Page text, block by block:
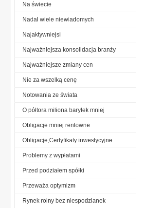
Na świecie
Nadal wiele niewiadomych
Najaktywniejsi
Najważniejsza konsolidacja branży
Najważniejsze zmiany cen
Nie za wszelką cenę
Notowania ze świata
O półtora miliona baryłek mniej
Obligacje mniej rentowne
Obligacje,Certyfikaty inwestycyjne
Problemy z wypłatami
Przed podziałem spółki
Przeważa optymizm
Rynek rolny bez niespodzianek